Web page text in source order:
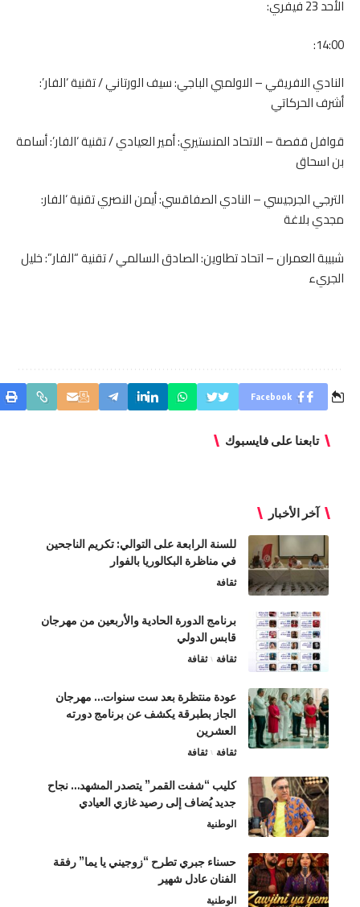
الأحد 23 فيفري:
14:00:
النادي الافريقي – الاولمبي الباجي: سيف الورتاني / تقنية ‘الفار’:
أشرف الحركاتي
قوافل قفصة – الاتحاد المنستيري: أمير العيادي / تقنية ‘الفار’: أسامة
بن اسحاق
الترجي الجرجيسي – النادي الصفاقسي: أيمن النصري تقنية ‘الفار:
مجدي بلاغة
شبيبة العمران – اتحاد تطاوين: الصادق السالمي / تقنية “الفار”: خليل
الجريء
Facebook
تابعنا على فايسبوك
آخر الأخبار
للسنة الرابعة على التوالي: تكريم الناجحين
في مناظرة البكالوريا بالفوار
ثقافة
برنامج الدورة الحادية والأربعين من مهرجان
قابس الدولي
ثقافة ثقافة
عودة منتظرة بعد ست سنوات… مهرجان
الجاز بطبرقة يكشف عن برنامج دورته
العشرين
ثقافة ثقافة
كليب “شفت القمر” يتصدر المشهد… نجاح
جديد يُضاف إلى رصيد غازي العيادي
الوطنية
حسناء جبري تطرح “زوجيني يا يما” رفقة
الفنان عادل شهير
الوطنية